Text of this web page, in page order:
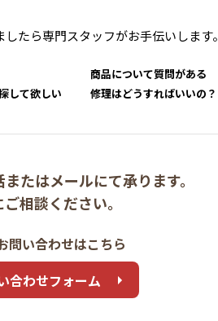
したら専門スタッフがお手伝いします。
商品について質問がある
して欲しい
修理はどうすればいいの？
またはメールにて承ります。
相談ください。
問い合わせはこちら
合わせフォーム